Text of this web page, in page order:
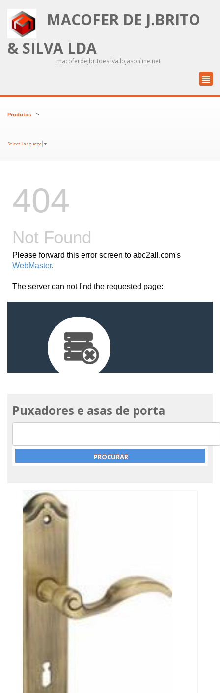
MACOFER DE J.BRITO
& SILVA LDA
macoferdejbritoesilva.lojasonline.net
Produtos >
Select Language ▼
Puxadores e asas de porta